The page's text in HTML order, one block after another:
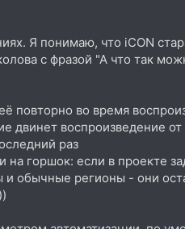
Я понимаю, что iCON
с фразой "А что так
повторно во время
двинет воспроизведение от
раз
горшок: если в проекте
и обычные регионы - они